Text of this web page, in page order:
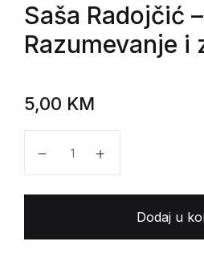
Saša Radojčić –
Razumevanje i
5,00 KM
Dodaj u